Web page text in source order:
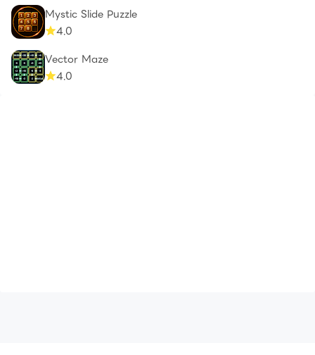
Mystic Slide Puzzle
4.0
Vector Maze
4.0